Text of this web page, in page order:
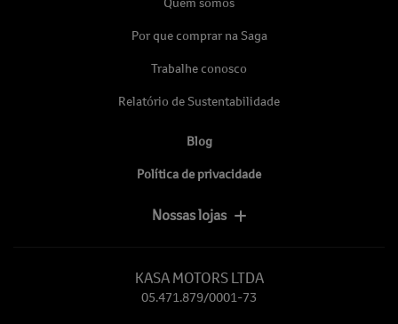
Por que comprar na Saga
Trabalhe conosco
Relatório de Sustentabilidade
Blog
Política de privacidade
Nossas lojas
KASA MOTORS LTDA
05.471.879/0001-73